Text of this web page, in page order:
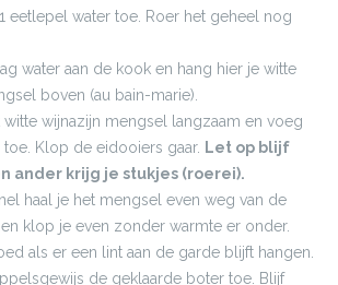
eetlepel water toe. Roer het geheel nog
water aan de kook en hang hier je witte
boven (au bain-marie).
witte wijnazijn mengsel langzaam en voeg
Klop de eidooiers gaar. Let op blijf
ander krijg je stukjes (roerei).
haal je het mengsel even weg van de
klop je even zonder warmte er onder.
als er een lint aan de garde blijft hangen.
de geklaarde boter toe. Blijf